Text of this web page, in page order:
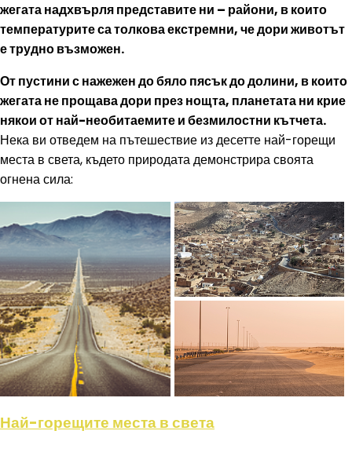
жегата надхвърля представите ни – райони, в които
температурите са толкова екстремни, че дори животът
е трудно възможен.
От пустини с нажежен до бяло пясък до долини, в които
жегата не прощава дори през нощта, планетата ни крие
някои от най-необитаемите и безмилостни кътчета.
Нека ви отведем на пътешествие из десетте най-горещи
места в света, където природата демонстрира своята
огнена сила:
Най-горещите места в света